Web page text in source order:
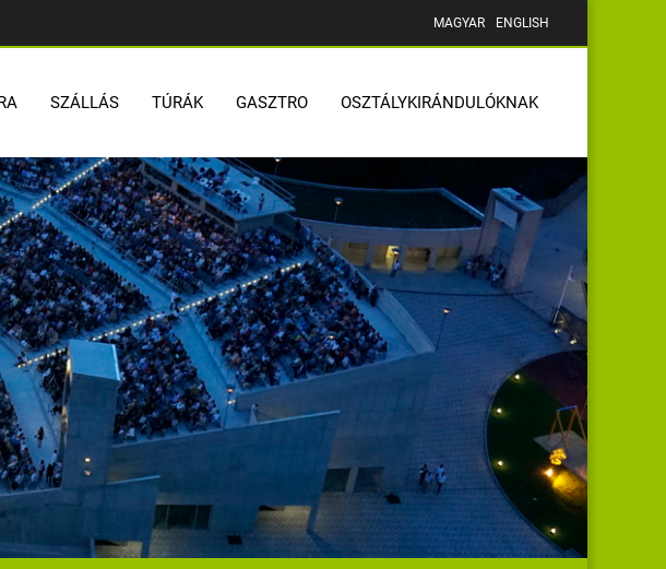
MAGYAR ENGLISH
SZÁLLÁS TÚRÁK GASZTRO OSZTÁLYKIRÁNDULÓKNAK